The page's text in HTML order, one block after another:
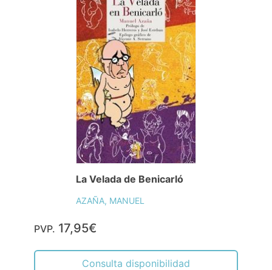
La Velada de Benicarló
AZAÑA, MANUEL
PVP. 17,95€
Consulta disponibilidad